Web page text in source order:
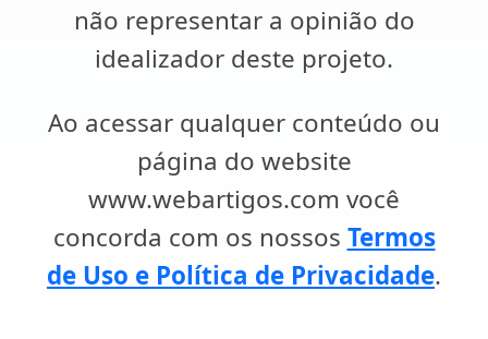
não representar a opinião do
idealizador deste projeto.
Ao acessar qualquer conteúdo ou
página do website
www.webartigos.com você
concorda com os nossos Termos
de Uso e Política de Privacidade.